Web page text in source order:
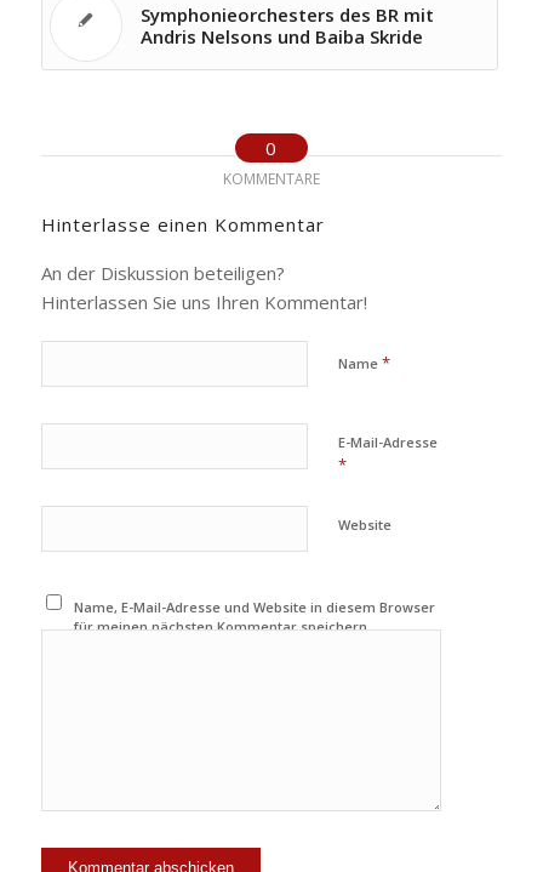
Symphonieorchesters des BR mit
Andris Nelsons und Baiba Skride
0
KOMMENTARE
Hinterlasse einen Kommentar
An der Diskussion beteiligen?
Hinterlassen Sie uns Ihren Kommentar!
Name *
E-Mail-Adresse
*
Website
Name, E-Mail-Adresse und Website in diesem Browser
für meinen nächsten Kommentar speichern.